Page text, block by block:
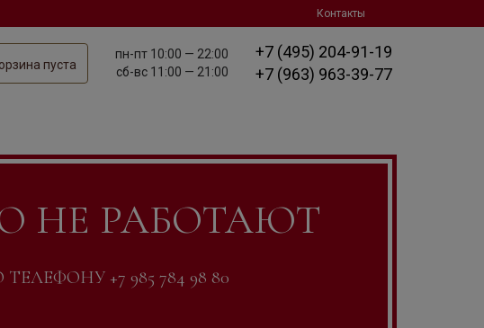
Контакты
пуста
пн-пт 10:00 — 22:00
сб-вс 11:00 — 21:00
+7 (495) 204-91-19
+7 (963) 963-39-77
НЕ РАБОТАЮТ
+7 985 784 98 80